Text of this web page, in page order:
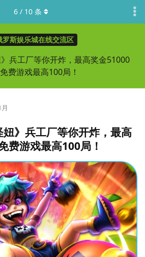
罗斯娱乐城在线交流区
兵工厂等你开炸，最高奖金51000
费游戏最高100局！
6 / 10 条
妞》兵工厂等你开炸，最高
费游戏最高100局！